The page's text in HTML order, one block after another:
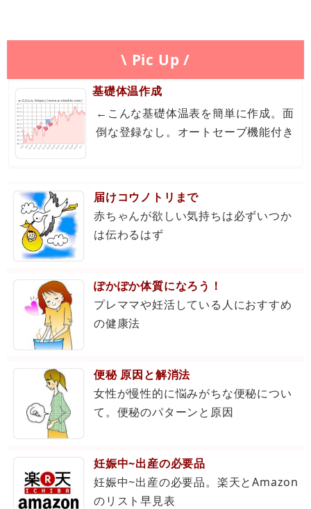
\ Pic Up /
基礎体温作成
←こんな基礎体温表を簡単に作成。面
倒な登録なし。オートセーブ機能付き
届けコウノトリまで
赤ちゃんが欲しい気持ちは必ずいつか
は伝わるはず
ぽかぽか体質になろう！
プレママや妊活している人におすすめ
の健康法
便秘 原因と解消法
女性が慢性的に悩みがちな便秘につい
て。便秘のパターンと原因
妊娠中~出産の必要品
妊娠中~出産の必要品。楽天とAmazon
のリスト早見表